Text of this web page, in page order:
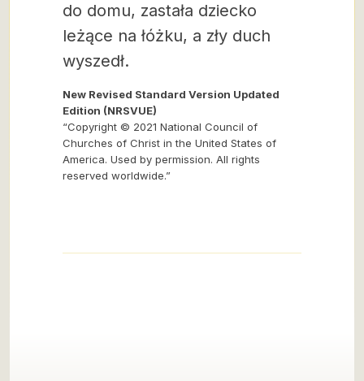
do domu, zastała dziecko
leżące na łóżku, a zły duch
wyszedł.
New Revised Standard Version Updated
Edition (NRSVUE)
“Copyright © 2021 National Council of
Churches of Christ in the United States of
America. Used by permission. All rights
reserved worldwide.”